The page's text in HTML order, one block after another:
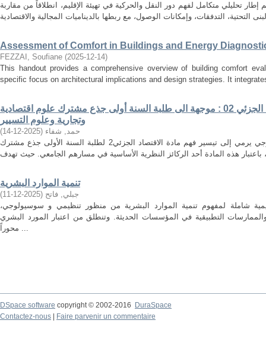
تحليلي متكامل لفهم دور النقل والحركية في تهيئة الإقليم، انطلاقاً من مقاربة
Assessment of Comfort in Buildings and Energy
FEZZAI, Soufiane (2025-12-14)
This handout provides a comprehensive overview of building comfort
specific focus on architectural implications and design strategies. It
محاضرات وتطبيقات في الاقتصاد الجزئي 02 : موجهة الى طلبة السنة أولى جذع مشترك علوم اقتصادية
وتجارية وعلوم التسيير
حمد, شفاء (
2025-12-14
)
تندرج هذه المطبوعة ضمن مسعى بيداغوجي يرمي إلى تيسير فهم مادة الاقتصاد الجزئي2 لطلبة السنة الأولى جذع مشترك
تنمية الموارد البشرية
جبلي, فاتح (
2025-12-11
)
شاملة لمفهوم تنمية الموارد البشرية من منظور تنظيمي و سوسيولوجي،
التطبيقية في المؤسسات الحديثة. وتنطلق من اعتبار المورد البشري
محوراً ...
DSpace software copyright © 2002-2016
DuraSpace
Contactez-nous
Faire parvenir un commentaire